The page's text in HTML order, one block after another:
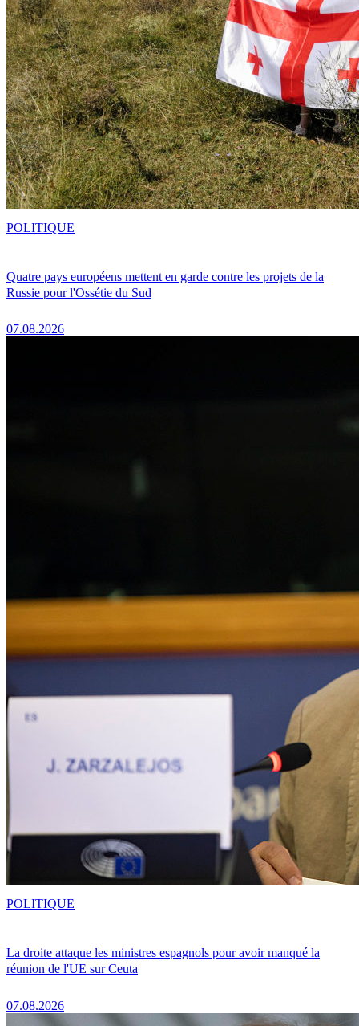
Quatre pays européens mettent en garde contre les projets de la
Russie pour l'Ossétie du Sud
07.08.2026
POLITIQUE
La droite attaque les ministres espagnols pour avoir manqué la
réunion de l'UE sur Ceuta
07.08.2026
POLITIQUE